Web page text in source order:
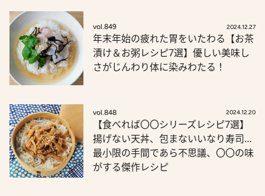
vol.849 2024.12.27
年末年始の疲れた胃をいたわる【お茶
漬け＆お粥レシピ7選】優しい美味し
さがじんわり体に染みわたる！
vol.848 2024.12.20
【食べれば〇〇シリーズレシピ7選】
揚げない天丼、包まないいなり寿司…
最小限の手間であら不思議、〇〇の味
がする傑作レシピ